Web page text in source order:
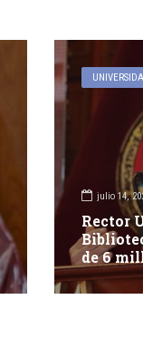
julio 14,
Rector
de 6